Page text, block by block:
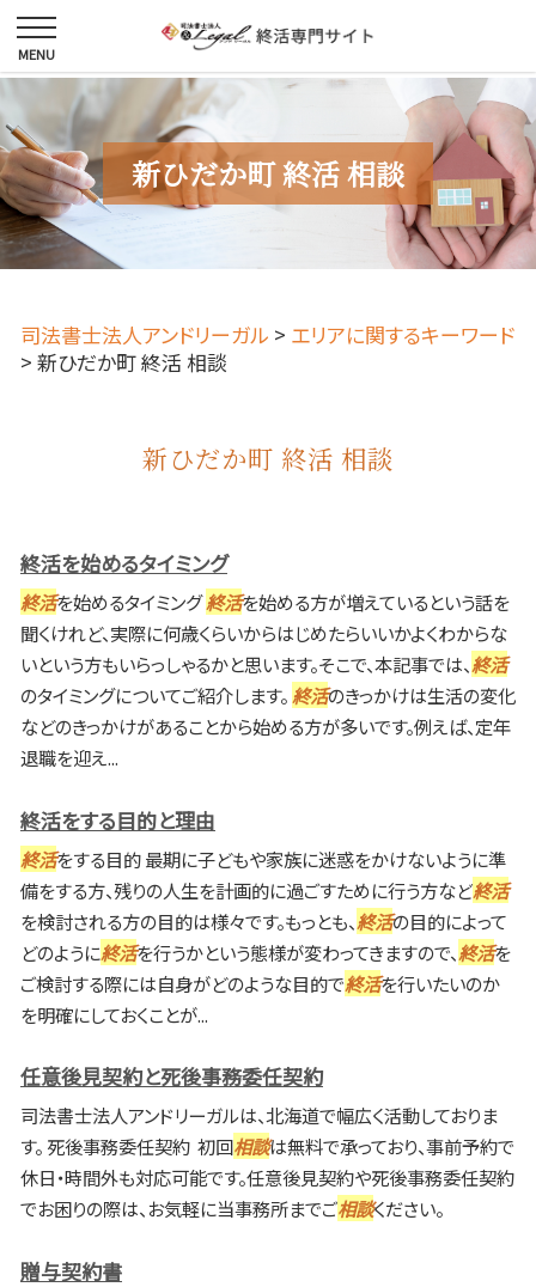
新ひだか町 終活 相談
司法書士法人アンドリーガル > エリアに関するキーワード
> 新ひだか町 終活 相談
新ひだか町 終活 相談
終活を始めるタイミング
終活を始めるタイミング終活を始める方が増えているという話を
聞くけれど、実際に何歳くらいからはじめたらいいかよくわからな
いという方もいらっしゃるかと思います。そこで、本記事では、終活
のタイミングについてご紹介します。終活のきっかけは生活の変化
などのきっかけがあることから始める方が多いです。例えば、定年
退職を迎え...
終活をする目的と理由
終活をする目的 最期に子どもや家族に迷惑をかけないように準
備をする方、残りの人生を計画的に過ごすために行う方など終活
を検討される方の目的は様々です。もっとも、終活の目的によって
どのように終活を行うかという態様が変わってきますので、終活を
ご検討する際には自身がどのような目的で終活を行いたいのか
を明確にしておくことが...
任意後見契約と死後事務委任契約
司法書士法人アンドリーガルは、北海道で幅広く活動しておりま
す。 死後事務委任契約 初回相談は無料で承っており、事前予約で
休日・時間外も対応可能です。任意後見契約や死後事務委任契約
でお困りの際は、お気軽に当事務所までご相談ください。
贈与契約書